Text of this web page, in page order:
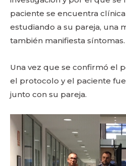
paciente se encuentra
estudiando a su pareja, una
también manifiesta síntomas.
Una vez que se confirmó el
el protocolo y el paciente
junto con su pareja.